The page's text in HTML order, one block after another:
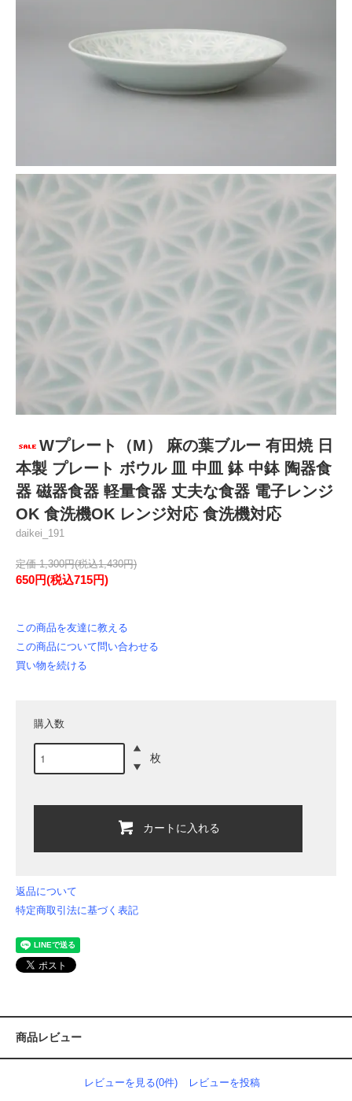
Wプレート（M） 麻の葉ブルー 有田焼 日
本製 プレート ボウル 皿 中皿 鉢 中鉢 陶器食
器 磁器食器 軽量食器 丈夫な食器 電子レンジ
OK 食洗機OK レンジ対応 食洗機対応
daikei_191
定価 1,300円(税込1,430円)
650円(税込715円)
この商品を友達に教える
この商品について問い合わせる
買い物を続ける
購入数
枚
カートに入れる
返品について
特定商取引法に基づく表記
商品レビュー
レビューを見る(0件) レビューを投稿